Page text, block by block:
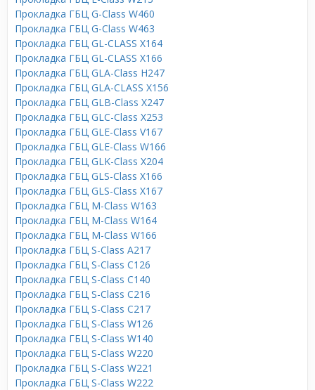
Прокладка ГБЦ G-Class W460
Прокладка ГБЦ G-Class W463
Прокладка ГБЦ GL-CLASS X164
Прокладка ГБЦ GL-CLASS X166
Прокладка ГБЦ GLA-Class H247
Прокладка ГБЦ GLA-CLASS X156
Прокладка ГБЦ GLB-Class X247
Прокладка ГБЦ GLC-Class X253
Прокладка ГБЦ GLE-Class V167
Прокладка ГБЦ GLE-Class W166
Прокладка ГБЦ GLK-Class X204
Прокладка ГБЦ GLS-Class X166
Прокладка ГБЦ GLS-Class X167
Прокладка ГБЦ M-Class W163
Прокладка ГБЦ M-Class W164
Прокладка ГБЦ M-Class W166
Прокладка ГБЦ S-Class A217
Прокладка ГБЦ S-Class C126
Прокладка ГБЦ S-Class C140
Прокладка ГБЦ S-Class C216
Прокладка ГБЦ S-Class C217
Прокладка ГБЦ S-Class W126
Прокладка ГБЦ S-Class W140
Прокладка ГБЦ S-Class W220
Прокладка ГБЦ S-Class W221
Прокладка ГБЦ S-Class W222